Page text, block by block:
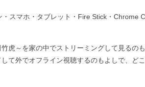
スマホ・タブレット・Fire Stick・Chrome
虎～を家の中でストリーミングして見るの
て外でオフライン視聴するのもよしで、ど